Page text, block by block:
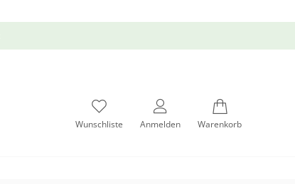
Wunschliste Anmelden Warenkorb